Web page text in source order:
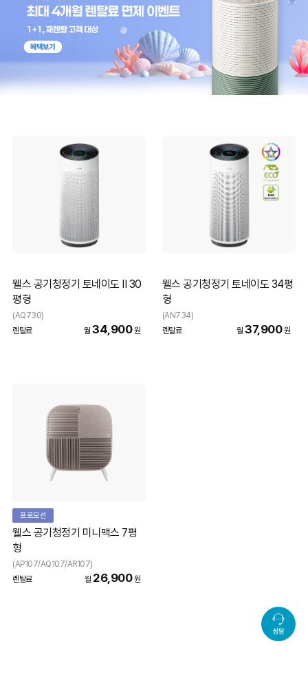
웰스 공기청정기 토네이도 II 30
평형
(AQ730)
렌탈료
월34,900 원
웰스 공기청정기 토네이도 34평
형
(AN734)
렌탈료
월 37,900 원
프로모션
웰스 공기청정기 미니맥스 7평
형
(AP107/AQ107/AR107)
렌탈료
월 26,900 원
상담